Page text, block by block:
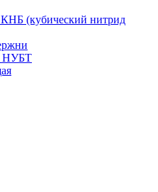
(кубический нитрид
НУБТ